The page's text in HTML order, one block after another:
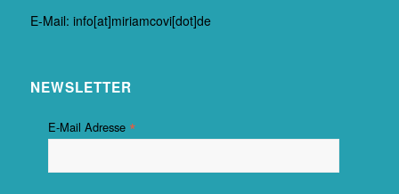
E-Mail: info[at]miriamcovi[dot]de
NEWSLETTER
E-Mail Adresse *